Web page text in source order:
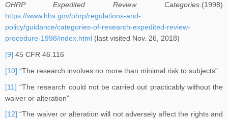
OHRP Expedited Review Categories.(1998)
https://www.hhs.gov/ohrp/regulations-and-
policy/guidance/categories-of-research-expedited-review-
procedure-1998/index.html (last visited Nov. 26, 2018)
[9] 45 CFR 46.116
[10] “The research involves no more than minimal risk to subjects”
[11] “The research could not be carried out practicably without the
waiver or alteration”
[12] “The waiver or alteration will not adversely affect the rights and